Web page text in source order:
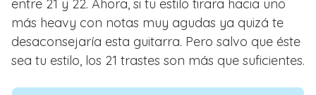
entre 21 y 22. Ahora, si tu estilo tirara hacia uno
más heavy con notas muy agudas ya quizá te
desaconsejaría esta guitarra. Pero salvo que éste
sea tu estilo, los 21 trastes son más que suficientes.